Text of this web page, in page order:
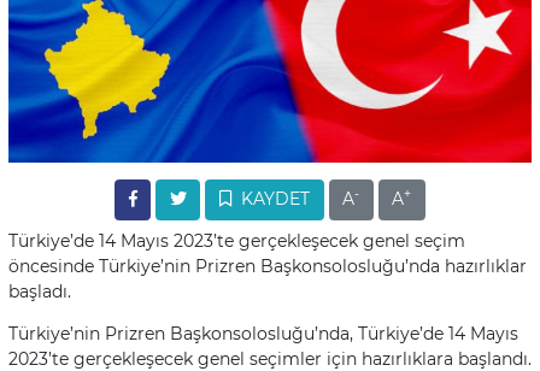
KAYDET A- A+
Türkiye’de 14 Mayıs 2023’te gerçekleşecek genel seçim
öncesinde Türkiye’nin Prizren Başkonsolosluğu’nda hazırlıklar
başladı.
Türkiye’nin Prizren Başkonsolosluğu’nda, Türkiye’de 14 Mayıs
2023’te gerçekleşecek genel seçimler için hazırlıklara başlandı.